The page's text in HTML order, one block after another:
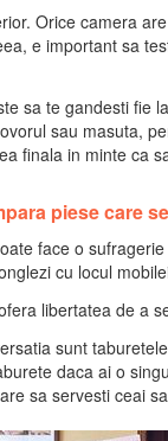
Orice camera
e important sa
sa te gandesti fie
sau masuta,
finala in minte ca
piese care
face o
cu locul
libertatea de a
sunt
daca ai o
sa servesti ceai